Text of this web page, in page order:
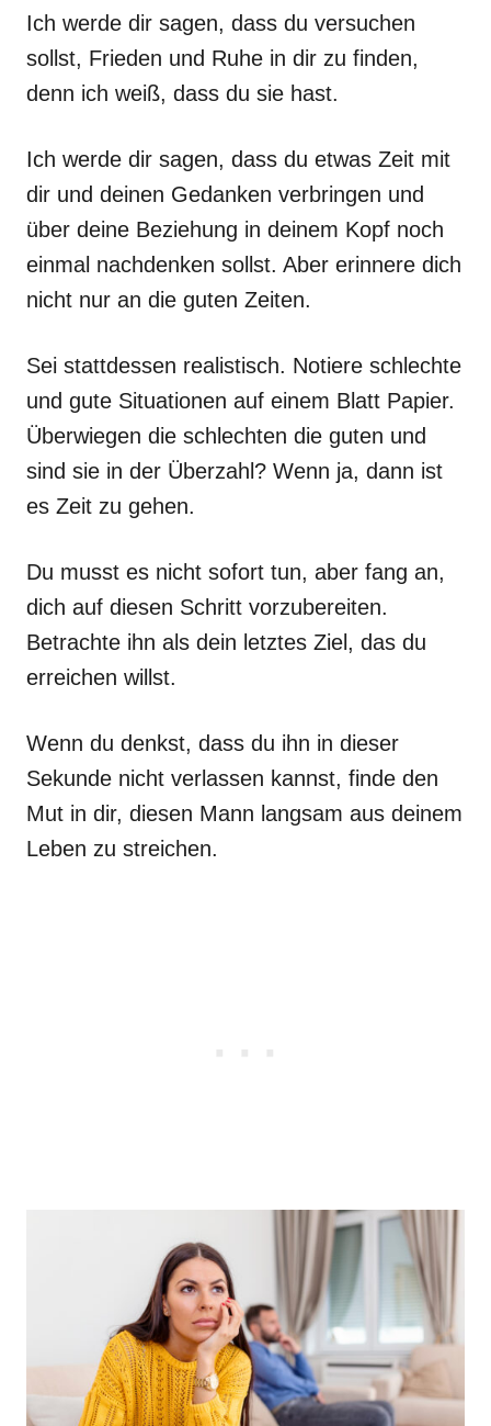
Ich werde dir sagen, dass du versuchen
sollst, Frieden und Ruhe in dir zu finden,
denn ich weiß, dass du sie hast.
Ich werde dir sagen, dass du etwas Zeit mit
dir und deinen Gedanken verbringen und
über deine Beziehung in deinem Kopf noch
einmal nachdenken sollst. Aber erinnere dich
nicht nur an die guten Zeiten.
Sei stattdessen realistisch. Notiere schlechte
und gute Situationen auf einem Blatt Papier.
Überwiegen die schlechten die guten und
sind sie in der Überzahl? Wenn ja, dann ist
es Zeit zu gehen.
Du musst es nicht sofort tun, aber fang an,
dich auf diesen Schritt vorzubereiten.
Betrachte ihn als dein letztes Ziel, das du
erreichen willst.
Wenn du denkst, dass du ihn in dieser
Sekunde nicht verlassen kannst, finde den
Mut in dir, diesen Mann langsam aus deinem
Leben zu streichen.